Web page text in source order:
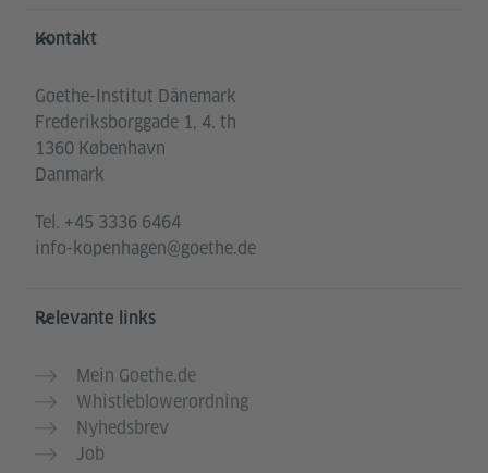
Service- und Informationsbereich
Kontakt
Goethe-Institut Dänemark
Frederiksborggade 1, 4. th
1360 København
Danmark
Tel. +45 3336 6464
info-kopenhagen@goethe.de
Relevante links
Mein Goethe.de
Whistleblowerordning
Nyhedsbrev
Job